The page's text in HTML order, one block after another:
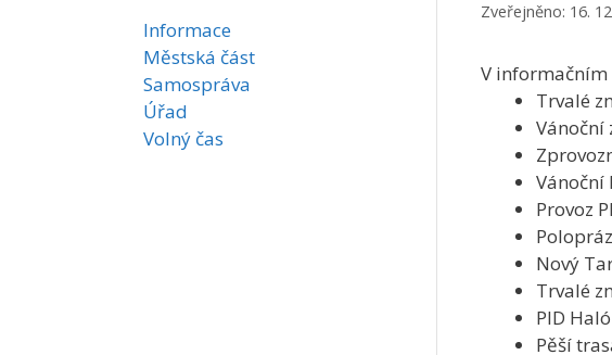
Zveřejněno: 16.
V informačním
Trvalé
Vánoční
Vánoční
Provoz
Nový
Trvalé
PID
Pěší
Informace
Městská část
Samospráva
Úřad
Volný čas